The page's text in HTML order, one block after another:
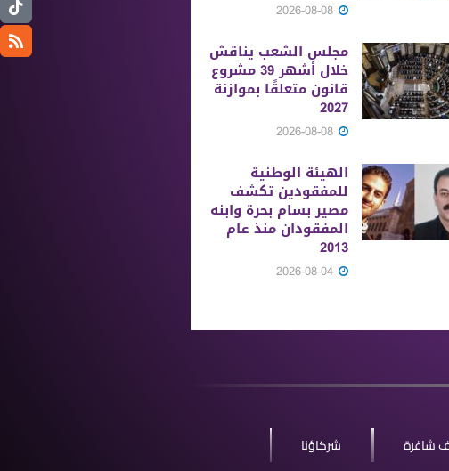
مجلس الشعب يناقش
خلال أشهر 39 مشروع
قانون متعلقًا بموازنة
2027
الهيئة الوطنية
للمفقودين تكشف
مصير بسام بحرة وابنه
المفقودان منذ عام
2013
شاغرة
شركاؤنا